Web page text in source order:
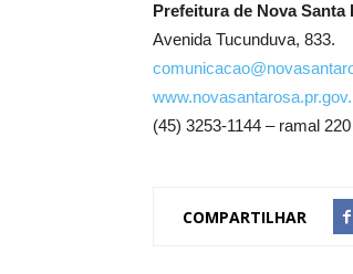
Prefeitura de Nova Santa
Avenida Tucunduva, 833.
(45) 3253-1144 – ramal 220
COMPARTILHAR